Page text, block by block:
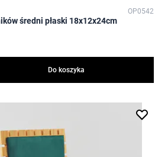
OP0542
średni płaski 18x12x24cm
Do koszyka